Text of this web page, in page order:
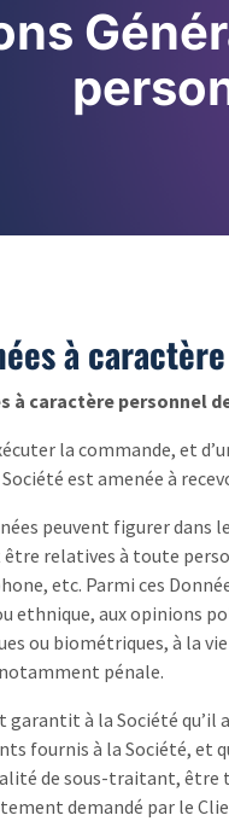
à
à caractère personnel
la commande, et
est amenée à
peuvent figurer dans
être relatives à toute
etc. Parmi ces
ethnique, aux opinions
ou biométriques, à la
pénale.
garantit à la Société qu’il
fournis à la Société, et
de sous-traitant, être
demandé par le